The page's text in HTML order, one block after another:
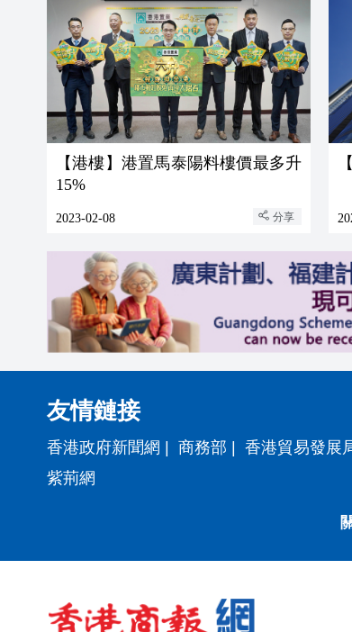
【港樓】港置馬泰陽料樓價最多升
15%
2023-02-08 分享
友情鏈接
香港政府新聞網 商務部 香港貿易發展
紫荊網